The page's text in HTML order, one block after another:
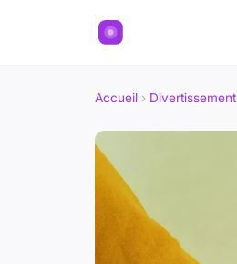
Accueil › Divertissement